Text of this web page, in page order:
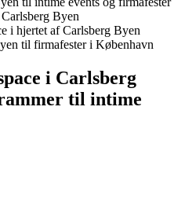
i Carlsberg
til intime